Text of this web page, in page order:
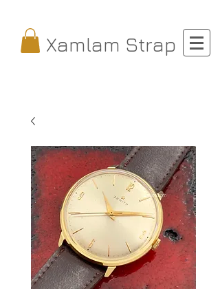
Xamlam Strap